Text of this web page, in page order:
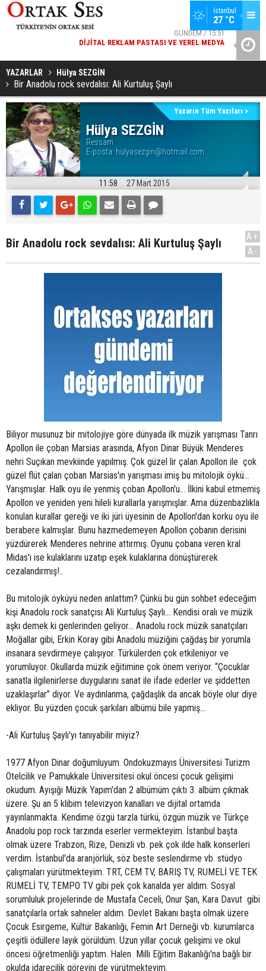
İstanbul
27 °C
GÜNDEM / 15:51
DIJITAL REKLAM PASTASI VE YEREL MEDYA
SPOR / 14:20
GENÇLERBIRLIĞI SPOR KULÜBÜNDEN AÇIKLAMA GELDI
YAZARLAR Hülya SEZGİN
Bir Anadolu rock sevdalısı: Ali Kurtuluş Şaylı
Hülya SEZGİN
Ressam
E-posta: hulyasezgin@hotmail.com
Yazarın Tüm Yazıları >
11:58 27 Mart 2015
Bir Anadolu rock sevdalısı: Ali Kurtuluş Şaylı
A+
A-
Biliyor musunuz bir mitolojiye göre dünyada ilk müzik yarışması Tanrı
Apollon ile çoban Marsias arasında, Afyon Dinar Büyük Menderes
nehri Suçıkan mevkiinde yapılmış. Çok güzel lir çalan Apollon ile çok
güzel flüt çalan çoban Marsias'ın yarışması imiş bu mitolojik öykü...
Yarışmışlar. Halk oyu ile yenmiş çoban Apollon'u... İlkini kabul etmemiş
Apollon ve yeniden yeni hileli kurallarla yarışmışlar. Ama düzenbazlıkla
konulan kurallar gereği ve iki jüri üyesinin de Apollon'dan korku oyu ile
berabere kalmışlar. Bunu hazmedemeyen Apollon çobanın derisini
yüzdürerek Menderes nehrine attırmış. Oyunu çobana veren kral
Midas'ı ise kulaklarını uzatıp eşek kulaklarına dönüştürerek
cezalandırmış!..
Bu mitolojik öyküyü neden anlattım? Çünkü bu gün sohbet edeceğim
kişi Anadolu rock sanatçısı Ali Kurtuluş Şaylı... Kendisi oralı ve müzik
aşkı demek ki genlerinden geliyor... Anadolu rock müzik sanatçıları
Moğallar gibi, Erkin Koray gibi Anadolu müziğini çağdaş bir yorumla
insanara sevdirmeye çalışıyor. Türkülerden çok etkileniyor ve
yorumluyor. Okullarda müzik eğitimine çok önem veriyor. “Çocuklar
sanatla ilgilenirlerse duygularını sanat ile ifade ederler ve şiddetten
uzaklaşırlar” diyor. Ve aydınlanma, çağdaşlık da ancak böyle olur diye
ekliyor. Bu yüzden çocuk şarkıları albümü bile yapmış...
-Ali Kurtuluş Şaylı'yı tanıyabilir miyiz?
1977 Afyon Dinar doğumluyum. Ondokuzmayıs Üniversitesi Turizm
Otelcilik ve Pamukkale Üniversitesi okul öncesi çocuk gelişimi
okudum. Ayışığı Müzik Yapım'dan 2 albümüm çıktı 3. albüm çıkmak
üzere. Şu an 5 klibim televizyon kanalları ve dijital ortamda
yayınlanmakta. Kendime özgü tarzla türkü, özgün müzik ve Türkçe
Anadolu pop rock tarzında eserler vermekteyim. İstanbul başta
olmak üzere Trabzon, Rize, Denizli vb. pek çok ilde halk konserleri
verdim. İstanbul'da aranjörlük, söz beste seslendirme vb. stüdyo
çalışmaları yürütmekteyim. TRT, CEM TV, BARIŞ TV, RUMELİ VE TEK
RUMELİ TV, TEMPO TV gibi pek çok kanalda yer aldım. Sosyal
sorumluluk projelerinde de Mustafa Ceceli, Onur Şan, Kara Davut gibi
sanatçılarla ortak sahneler aldım. Devlet Bakanı başta olmak üzere
Çocuk Esirgeme, Kültür Bakanlığı, Femin Art Derneği vb. kurumlarca
çeşitli ödüllere layık görüldüm. Uzun yıllar çocuk gelişimi ve okul
öncesi öğretmenliği yaptım. Halen Milli Eğitim Bakanlığı'na bağlı bir
okulda idarecilik görevini de yürütmekteyim.